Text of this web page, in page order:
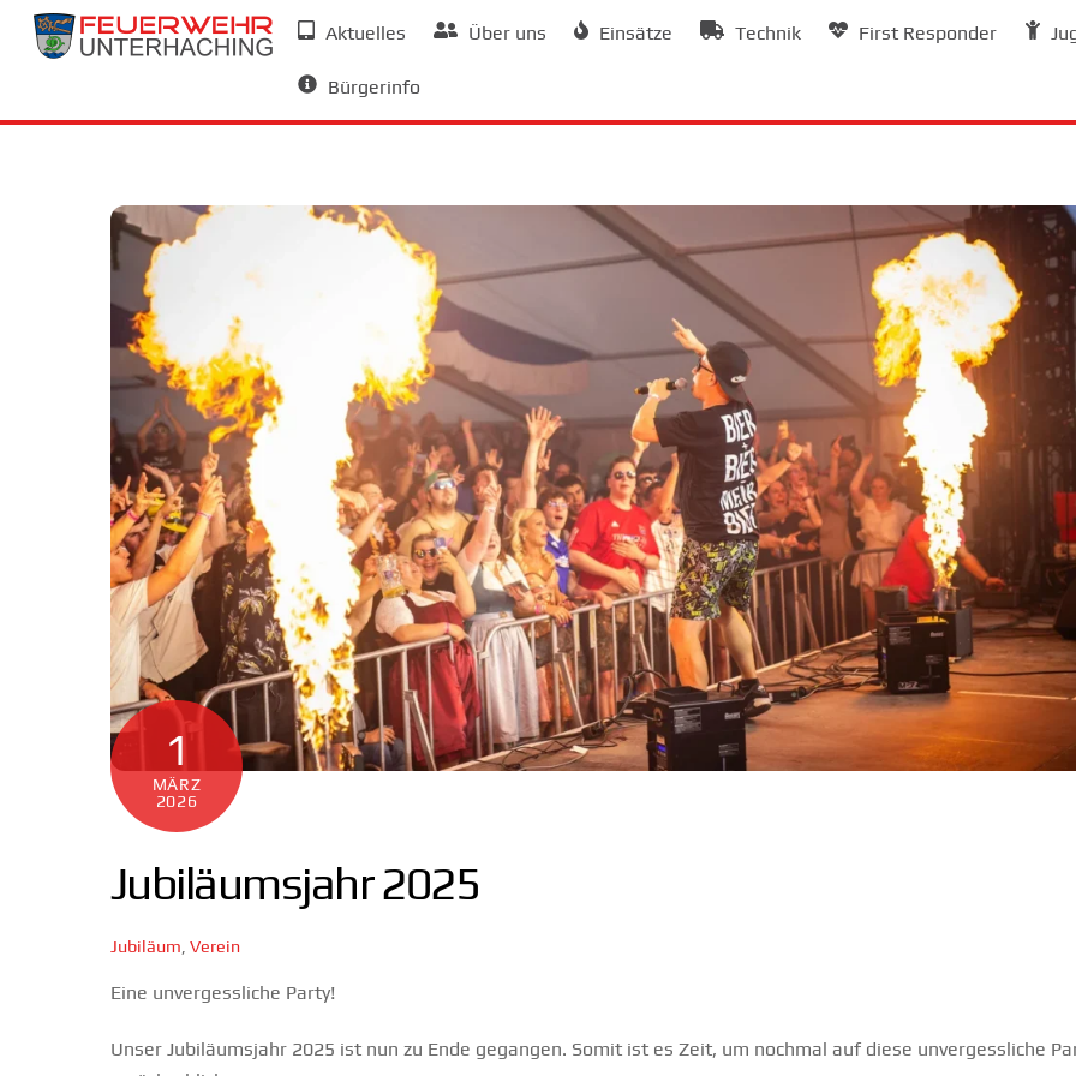
Skip
Aktuelles Über uns Einsätze Technik First Responder
Bürgerinfo
1
MÄRZ
2026
Jubiläumsjahr 2025
Jubiläum Verein
Eine unvergessliche Party!
Unser Jubiläumsjahr 2025 ist nun zu Ende gegangen. Somit ist es Zeit, um nochmal auf diese unvergessliche